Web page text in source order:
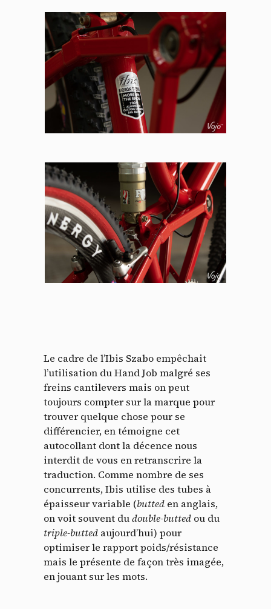
Le cadre de l’Ibis Szabo empêchait
l’utilisation du Hand Job malgré ses
freins cantilevers mais on peut
toujours compter sur la marque pour
trouver quelque chose pour se
différencier, en témoigne cet
autocollant dont la décence nous
interdit de vous en retranscrire la
traduction. Comme nombre de ses
concurrents, Ibis utilise des tubes à
épaisseur variable (butted en anglais,
on voit souvent dudouble-butted ou du
triple-butted aujourd’hui) pour
optimiser le rapport poids/résistance
mais le présente de façon très imagée,
en jouant sur les mots.